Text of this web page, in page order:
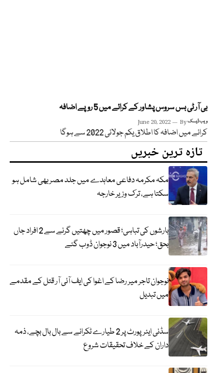
بی آر ٹی بس سروس پشاور کے کرائے میں 5 روپے اضافہ
June 20, 2022 Byویب ڈیسک
کرائے میں اضافہ کا اطلاق یکم جولائی 2022 سے ہوگا
تازہ ترین خبریں
مکہ مکرمہ دفاعی معاہدے میں جلد مصر بھی شامل ہو
سکتا ہے، ترک وزیر خارجہ
بارشوں کی تباہی؛ قصور میں چھتیں گرنے سے 2 افراد جاں
بحق؛ حیدرآباد میں 3 نوجوان ڈوب گئے
نوجوان تاجر میر رضا کے اغوا کی ایف آئی آر قتل کے مقدمے
میں تبدیل
سڈنی ایئرپورٹ پر 2 طیارے ٹکرانے سے بال بال بچے، ذمہ
داران کے خلاف تحقیقات شروع